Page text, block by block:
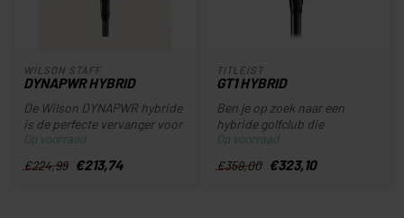
WILSON STAFF
DYNAPWR HYBRID
De Wilson DYNAPWR hybride
is de perfecte vervanger voor
uw lange ijzers voor spe...
Op voorraad
€224,99 €213,74
TITLEIST
GT1 HYBRID
Ben je op zoek naar een
hybride golfclub die
prestaties en speelgemak
Op voorraad
€359,00 €323,10